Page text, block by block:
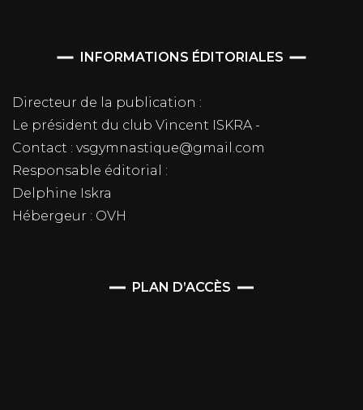
INFORMATIONS ÉDITORIALES
Directeur de la publication :
Le président du club Vincent ISKRA -
Contact : vsgymnastique@gmail.com
Responsable éditorial :
Delphine Iskra
Hébergeur : OVH
PLAN D’ACCÈS